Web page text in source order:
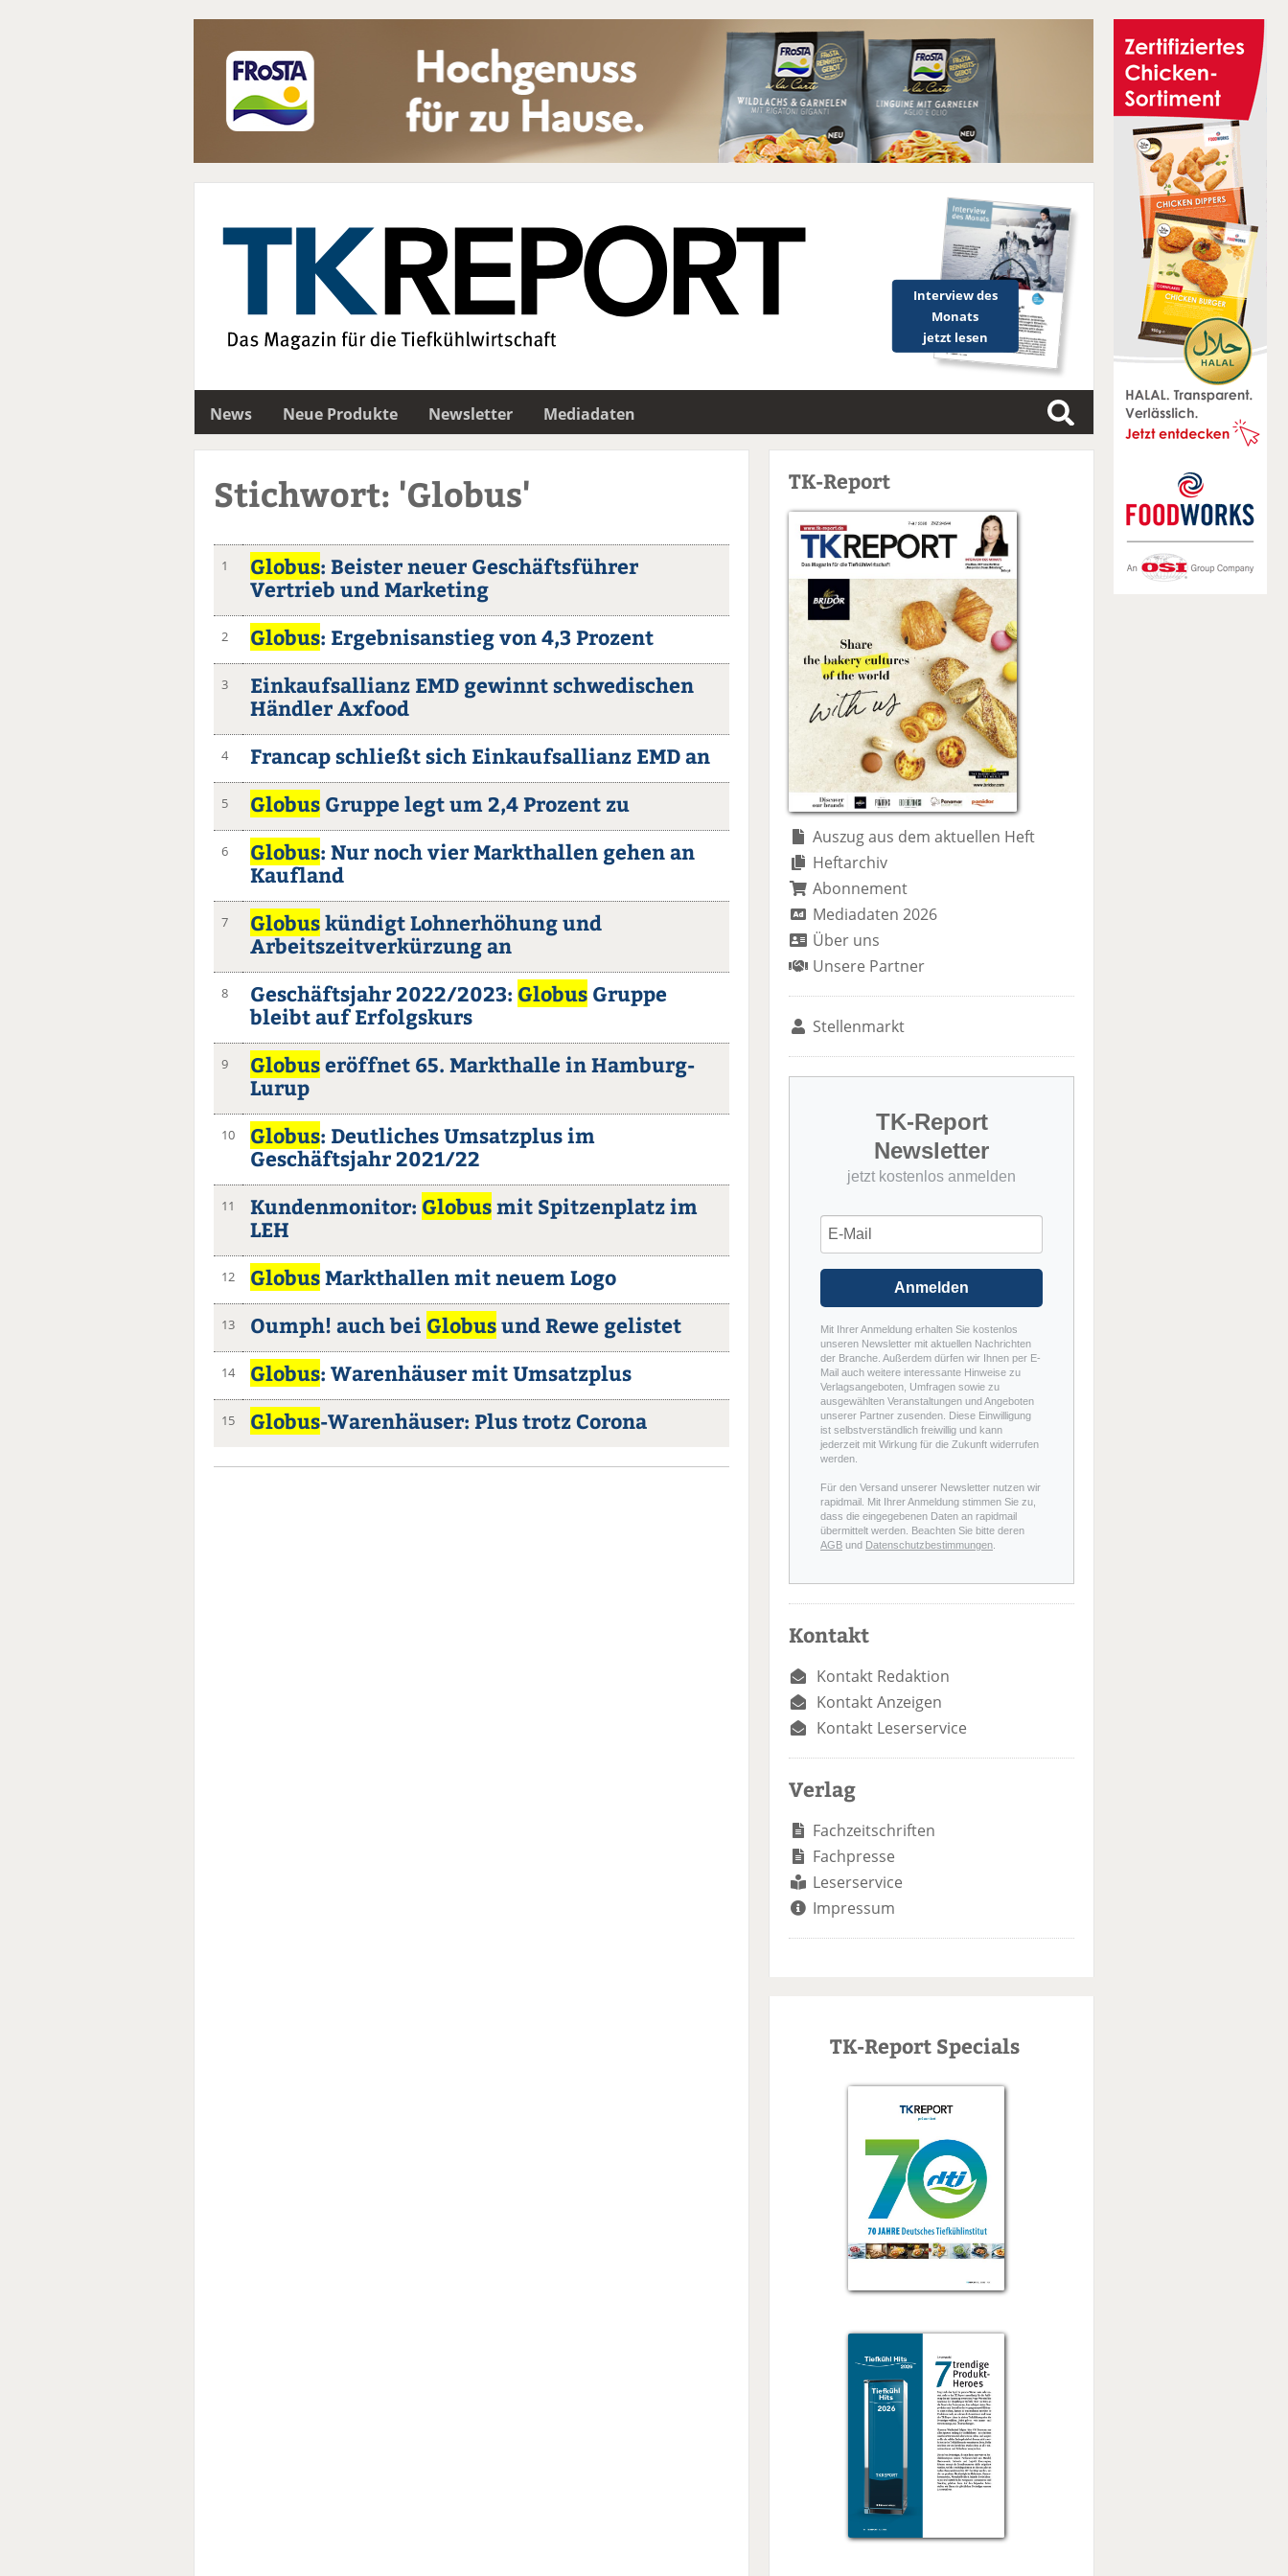
Interview des
Monats
jetzt lesen
News Neue Produkte Newsletter
Mediadaten
S
u
Stichwort: 'Globus'
1 Globus: Beister neuer Geschäftsführer
Vertrieb und Marketing
2 Globus: Ergebnisanstieg von 4,3 Prozent
3
Einkaufsallianz EMD gewinnt schwedischen
Händler Axfood
4 Francap schließt sich Einkaufsallianz EMD an
5 Globus Gruppe legt um 2,4 Prozent zu
6 Globus: Nur noch vier Markthallen gehen an
Kaufland
7 Globuskündigt Lohnerhöhung und
Arbeitszeitverkürzung an
8 Geschäftsjahr 2022/2023: Globus Gruppe
bleibt auf Erfolgskurs
9 Globuseröffnet 65. Markthalle in Hamburg-
Lurup
10 Globus: Deutliches Umsatzplus im
Geschäftsjahr 2021/22
11 Kundenmonitor: Globusmit Spitzenplatz im
LEH
12 GlobusMarkthallen mit neuem Logo
13 Oumph! auch bei Globusund Rewe gelistet
14 Globus: Warenhäuser mit Umsatzplus
15 Globus-Warenhäuser: Plus trotz Corona
TK-Report
Auszug aus dem aktuellen Heft
Heftarchiv
Abonnement
Mediadaten 2026
Über uns
Unsere Partner
Stellenmarkt
TK-Report
Newsletter
jetzt kostenlos anmelden
Anmelden
Mit Ihrer Anmeldung erhalten Sie kostenlos
unseren Newsletter mit aktuellen Nachrichten
der Branche. Außerdem dürfen wir Ihnen per E-
Mail auch weitere interessante Hinweise zu
Verlagsangeboten, Umfragen sowie zu
ausgewählten Veranstaltungen und Angeboten
unserer Partner zusenden. Diese Einwilligung
ist selbstverständlich freiwillig und kann
jederzeit mit Wirkung für die Zukunft widerrufen
werden.
Für den Versand unserer Newsletter nutzen wir
rapidmail. Mit Ihrer Anmeldung stimmen Sie zu,
dass die eingegebenen Daten an rapidmail
übermittelt werden. Beachten Sie bitte deren
AGB und Datenschutzbestimmungen
Kontakt
Kontakt Redaktion
Kontakt Anzeigen
Kontakt Leserservice
Verlag
Fachzeitschriften
Fachpresse
Leserservice
Impressum
TK-Report Specials